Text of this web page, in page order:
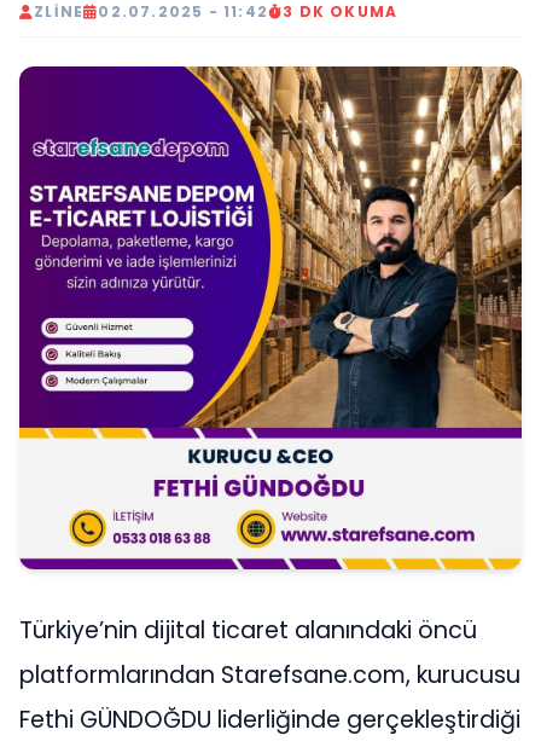
ZLINE 02.07.2025 - 11:42 3 DK OKUMA
Türkiye’nin dijital ticaret alanındaki öncü
platformlarından Starefsane.com, kurucusu
Fethi GÜNDOĞDU liderliğinde gerçekleştirdiği